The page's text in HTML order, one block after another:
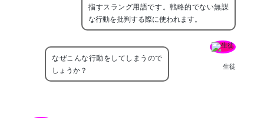
指すスラング用語です。戦略的でない無謀
な行動を批判する際に使われます。
生徒
なぜこんな行動をしてしまうので
しょうか？